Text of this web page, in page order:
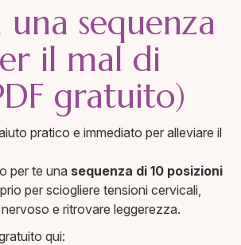
una sequenza
il mal di
gratuito)
pratico e immediato per alleviare il
per te una sequenza di 10 posizioni
per sciogliere tensioni cervicali,
e ritrovare leggerezza.
qui: